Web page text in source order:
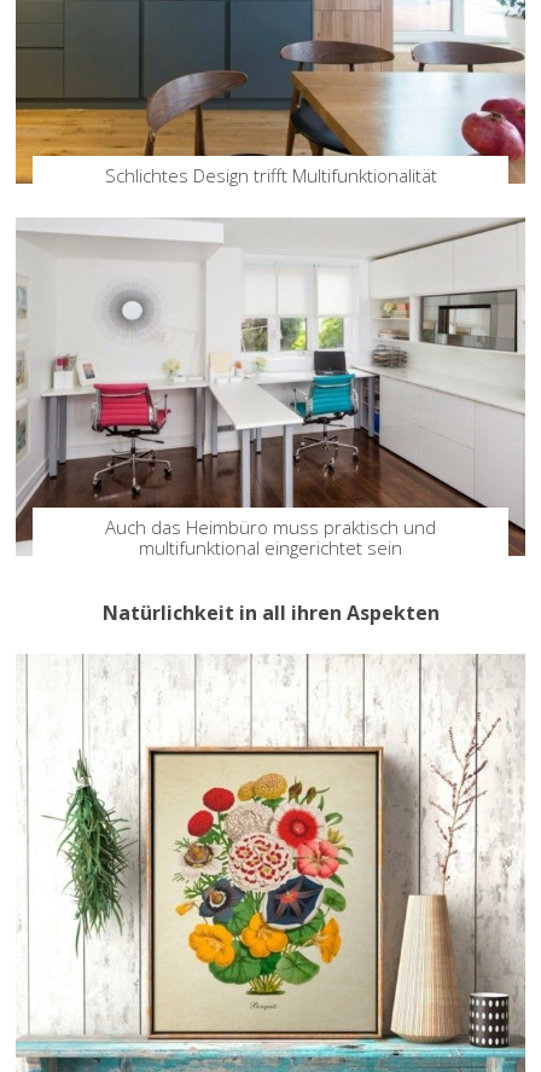
Schlichtes Design trifft Multifunktionalität
Auch das Heimbüro muss praktisch und
multifunktional eingerichtet sein
Natürlichkeit in all ihren Aspekten